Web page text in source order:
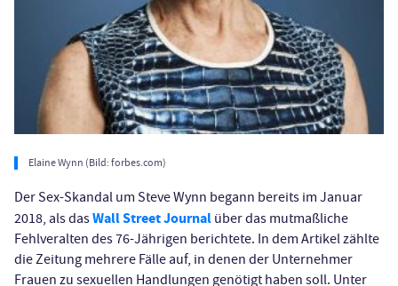
Elaine Wynn (Bild: forbes.com)
Der Sex-Skandal um Steve Wynn begann bereits im Januar
2018, als dasWall Street Journal über das mutmaßliche
Fehlveralten des 76-Jährigen berichtete. In dem Artikel zählte
die Zeitung mehrere Fälle auf, in denen der Unternehmer
Frauen zu sexuellen Handlungen genötigt haben soll. Unter